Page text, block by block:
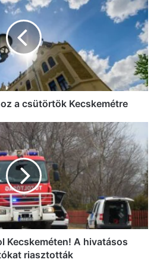
a csütörtök Kecskemétre
Kecskeméten! A hivatásos
riasztották